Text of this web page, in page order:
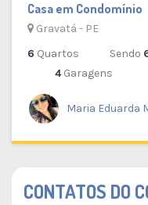
Casa em Condomínio
Gravatá - PE
6 Quartos Sendo
4Garagens
Maria Eduarda
CONTATOS DO